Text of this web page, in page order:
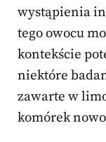
wystąpienia
tego owocu
kontekście
niektóre
zawarte w
komórek